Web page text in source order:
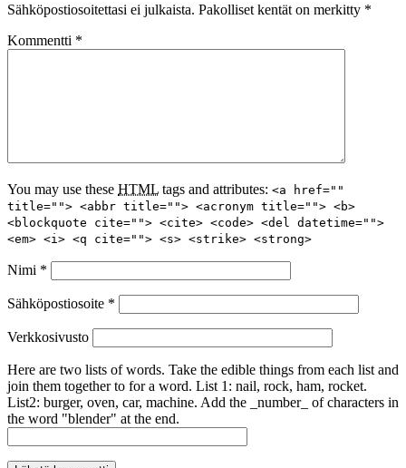
Sähköpostiosoitettasi ei julkaista. Pakolliset kentät on merkitty *
Kommentti *
You may use these HTML tags and attributes: <a href=""
title=""> <abbr title=""> <acronym title=""> <b>
<blockquote cite=""> <cite> <code> <del datetime="">
<em> <i> <q cite=""> <s> <strike> <strong>
Nimi *
Sähköpostiosoite *
Verkkosivusto
Here are two lists of words. Take the edible things from each list and
join them together to for a word. List 1: nail, rock, ham, rocket.
List2: burger, oven, car, machine. Add the _number_ of characters in
the word "blender" at the end.